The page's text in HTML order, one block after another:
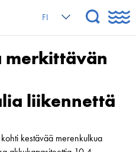
FI
merkittävän
liikennettä
kestävää merenkulkua